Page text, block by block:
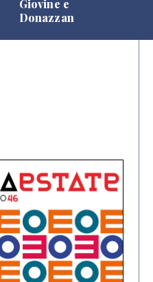
Giovine e
Donazzan